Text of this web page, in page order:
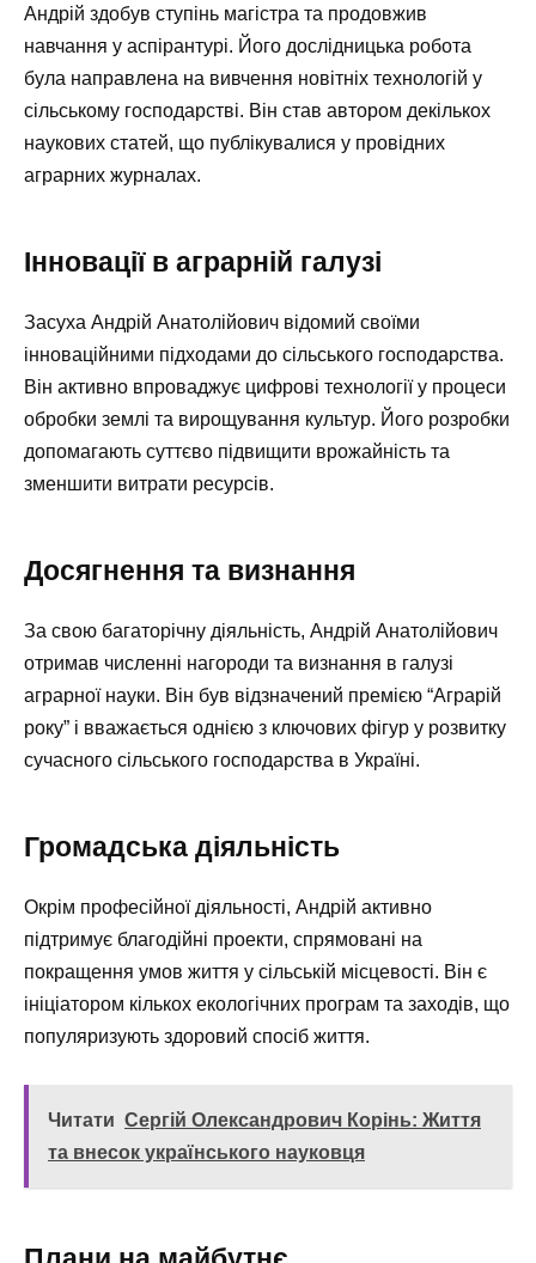
Андрій здобув ступінь магістра та продовжив
навчання у аспірантурі. Його дослідницька робота
була направлена на вивчення новітніх технологій у
сільському господарстві. Він став автором декількох
наукових статей, що публікувалися у провідних
аграрних журналах.
Інновації в аграрній галузі
Засуха Андрій Анатолійович відомий своїми
інноваційними підходами до сільського господарства.
Він активно впроваджує цифрові технології у процеси
обробки землі та вирощування культур. Його розробки
допомагають суттєво підвищити врожайність та
зменшити витрати ресурсів.
Досягнення та визнання
За свою багаторічну діяльність, Андрій Анатолійович
отримав численні нагороди та визнання в галузі
аграрної науки. Він був відзначений премією “Аграрій
року” і вважається однією з ключових фігур у розвитку
сучасного сільського господарства в Україні.
Громадська діяльність
Окрім професійної діяльності, Андрій активно
підтримує благодійні проекти, спрямовані на
покращення умов життя у сільській місцевості. Він є
ініціатором кількох екологічних програм та заходів, що
популяризують здоровий спосіб життя.
Читати Сергій Олександрович Корінь: Життя
та внесок українського науковця